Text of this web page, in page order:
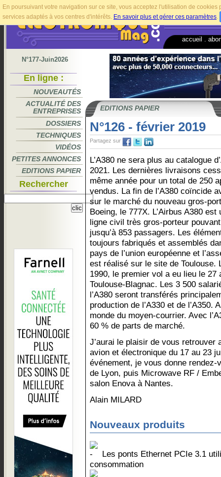
En poursuivant votre navigation sur ce site, vous acceptez l'utilisation de
services adaptés à vos centres d'intérêts. En savoir plus et gérer ces paramètres.
accueil
N°177-Juin2026
En ligne :
NOUVEAUTÉS
ACTUALITÉ DES
ENTREPRISES
DOSSIERS
TECHNIQUES
VIDÉOS
PETITES ANNONCES
EDITIONS PAPIER
Rechercher
EDITIONS PAPIER
N°126 - février 2019
Partagez sur
L’A380 ne sera plus au catalogue
2021. Les dernières livraisons
même année pour un total de 250
vendus. La fin de l’A380 coïncide
sur le marché du nouveau gros-
Boeing, le 777X. L’Airbus A380 est
ligne civil très gros-porteur
jusqu’à 853 passagers. Les
toujours fabriqués et assemblés
pays de l’union européenne et
est réalisé sur le site de Toulouse.
1990, le premier vol a eu lieu le 27
Toulouse-Blagnac. Les 3 500
l’A380 seront transférés
production de l’A330 et de l’A350.
monde du moyen-courrier. Avec
60 % de parts de marché.
J’aurai le plaisir de vous retrouver
avion et électronique du 17 au 23
événement, je vous donne
de Lyon, puis Microwave RF /
salon Enova à Nantes.
Alain MILARD
Nouveaux produits
Les ponts Ethernet PCIe 3.1
consommation